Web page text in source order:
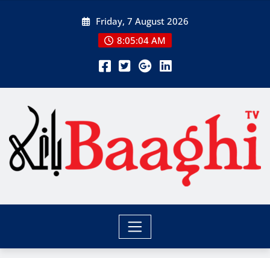
Friday, 7 August 2026
8:05:06 AM